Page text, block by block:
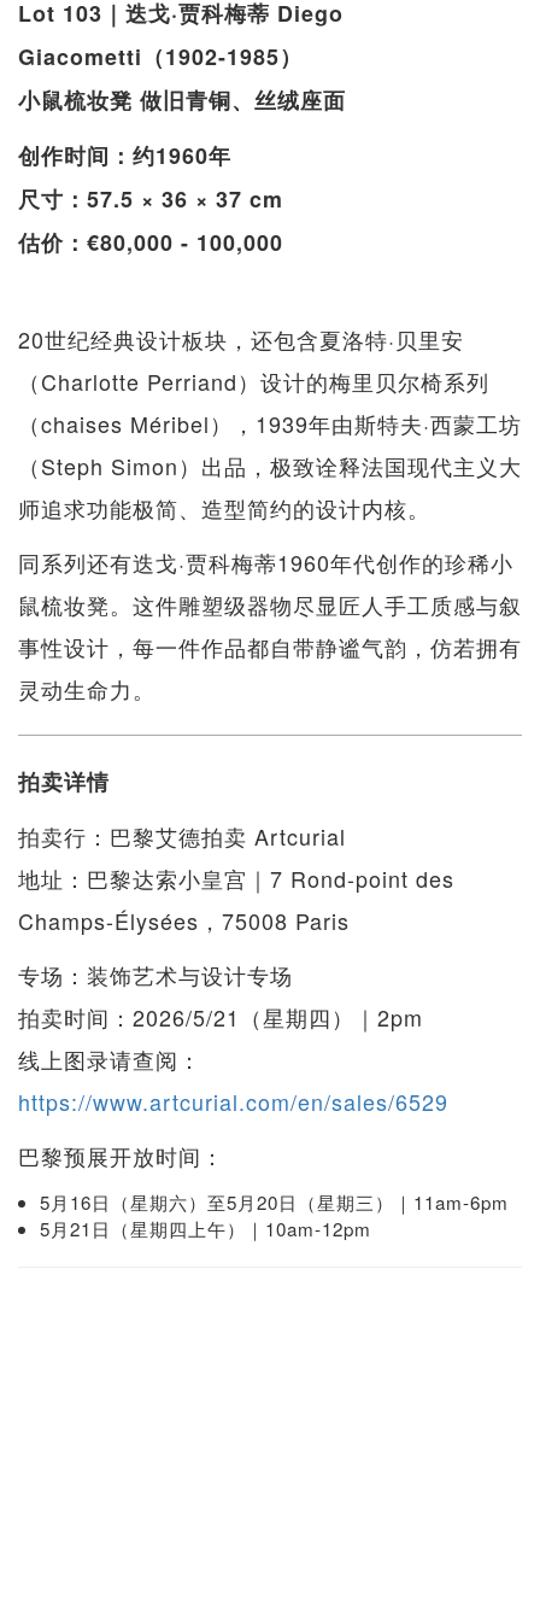
Lot 103｜迭戈·贾科梅蒂 Diego
Giacometti（1902-1985）
小鼠梳妆凳 做旧青铜、丝绒座面
创作时间：约1960年
尺寸：57.5 × 36 × 37 cm
估价：€80,000 - 100,000
20世纪经典设计板块，还包含夏洛特·贝里安
（Charlotte Perriand）设计的梅里贝尔椅系列
（chaises Méribel），1939年由斯特夫·西蒙工坊
（Steph Simon）出品，极致诠释法国现代主义大
师追求功能极简、造型简约的设计内核。
同系列还有迭戈·贾科梅蒂1960年代创作的珍稀小
鼠梳妆凳。这件雕塑级器物尽显匠人手工质感与叙
事性设计，每一件作品都自带静谧气韵，仿若拥有
灵动生命力。
拍卖详情
拍卖行：巴黎艾德拍卖 Artcurial
地址：巴黎达索小皇宫｜7 Rond-point des
Champs-Élysées，75008 Paris
专场：装饰艺术与设计专场
拍卖时间：2026/5/21（星期四）｜2pm
线上图录请查阅：
https://www.artcurial.com/en/sales/6529
巴黎预展开放时间：
5月16日（星期六）至5月20日（星期三）｜11am-6pm
5月21日（星期四上午）｜10am-12pm